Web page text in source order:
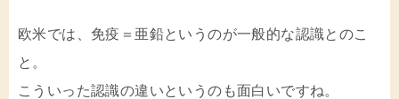
欧米では、免疫＝亜鉛というのが一般的な認識とのこ
と。
こういった認識の違いというのも面白いですね。